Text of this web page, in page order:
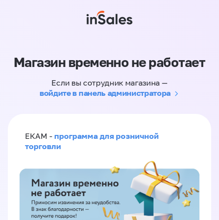
Магазин временно не работает
Если вы сотрудник магазина —
войдите в панель администратора
ЕКАМ - программа для розничной
торговли